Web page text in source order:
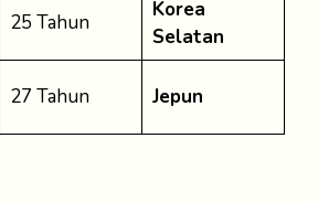
25 Tahun
Korea
Selatan
27 Tahun Jepun